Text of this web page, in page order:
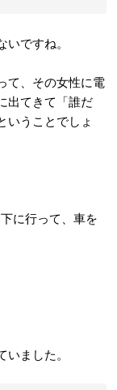
ですね。
て、その女性に電
出てきて「誰だ
いうことでしょ
に行って、車を
ました。